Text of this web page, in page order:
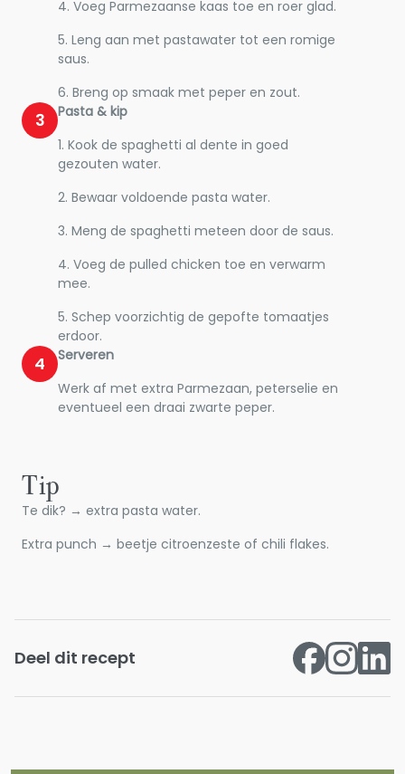
4. Voeg Parmezaanse kaas toe en roer glad.
5. Leng aan met pastawater tot een romige
saus.
6. Breng op smaak met peper en zout.
3
Pasta & kip
1. Kook de spaghetti al dente in goed
gezouten water.
2. Bewaar voldoende pasta water.
3. Meng de spaghetti meteen door de saus.
4. Voeg de pulled chicken toe en verwarm
mee.
5. Schep voorzichtig de gepofte tomaatjes
erdoor.
4
Serveren
Werk af met extra Parmezaan, peterselie en
eventueel een draai zwarte peper.
Tip
Te dik? → extra pasta water.
Extra punch → beetje citroenzeste of chili flakes.
Deel dit recept